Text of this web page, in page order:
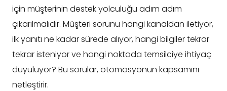
için müşterinin destek yolculuğu adım adım
çıkarılmalıdır. Müşteri sorunu hangi kanaldan iletiyor,
ilk yanıtı ne kadar sürede alıyor, hangi bilgiler tekrar
tekrar isteniyor ve hangi noktada temsilciye ihtiyaç
duyuluyor? Bu sorular, otomasyonun kapsamını
netleştirir.